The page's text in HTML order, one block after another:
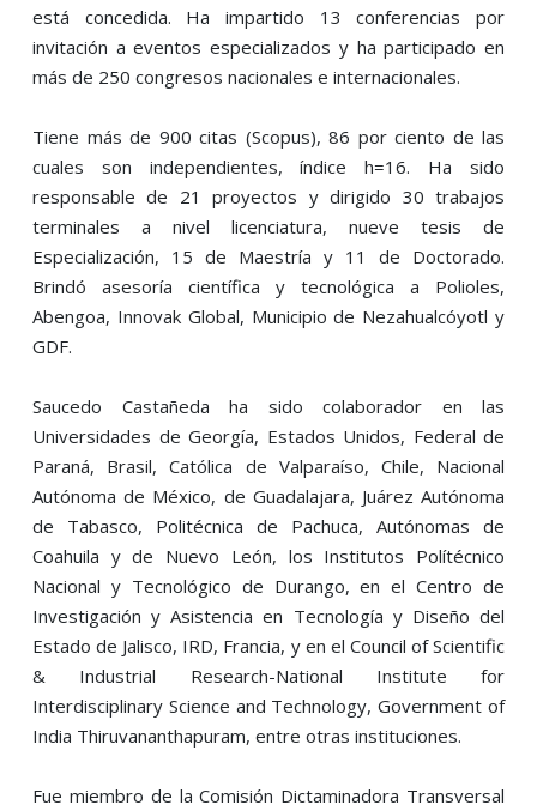
está concedida. Ha impartido 13 conferencias por
invitación a eventos especializados y ha participado en
más de 250 congresos nacionales e internacionales.
Tiene más de 900 citas (Scopus), 86 por ciento de las
cuales son independientes, índice h=16. Ha sido
responsable de 21 proyectos y dirigido 30 trabajos
terminales a nivel licenciatura, nueve tesis de
Especialización, 15 de Maestría y 11 de Doctorado.
Brindó asesoría científica y tecnológica a Polioles,
Abengoa, Innovak Global, Municipio de Nezahualcóyotl y
GDF.
Saucedo Castañeda ha sido colaborador en las
Universidades de Georgía, Estados Unidos, Federal de
Paraná, Brasil, Católica de Valparaíso, Chile, Nacional
Autónoma de México, de Guadalajara, Juárez Autónoma
de Tabasco, Politécnica de Pachuca, Autónomas de
Coahuila y de Nuevo León, los Institutos Polítécnico
Nacional y Tecnológico de Durango, en el Centro de
Investigación y Asistencia en Tecnología y Diseño del
Estado de Jalisco, IRD, Francia, y en el Council of Scientific
& Industrial Research-National Institute for
Interdisciplinary Science and Technology, Government of
India Thiruvananthapuram, entre otras instituciones.
Fue miembro de la Comisión Dictaminadora Transversal